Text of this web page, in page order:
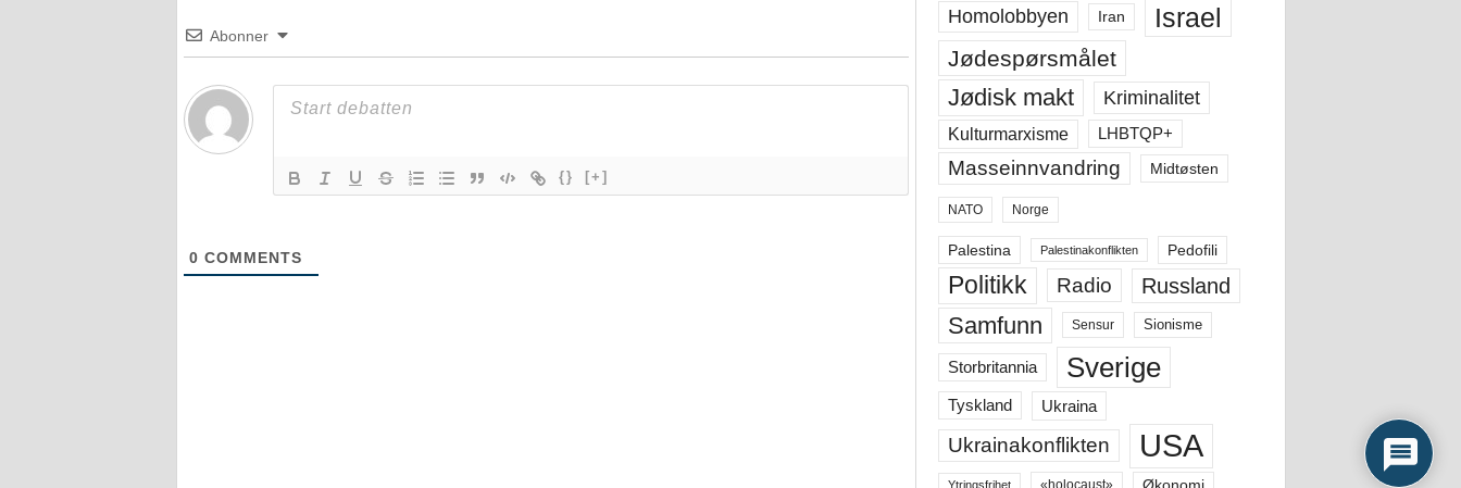
Abonner
{} [+]
0 COMMENTS
Homolobbyen Iran Israel
Jødespørsmålet
Jødisk makt Kriminalitet
Kulturmarxisme LHBTQP+
Masseinnvandring Midtøsten
NATO Norge
Palestina Palestinakonflikten Pedofili
Politikk Radio Russland
Samfunn Sensur Sionisme
Storbritannia Sverige
Tyskland Ukraina
Ukrainakonflikten USA
Ytringsfrihet